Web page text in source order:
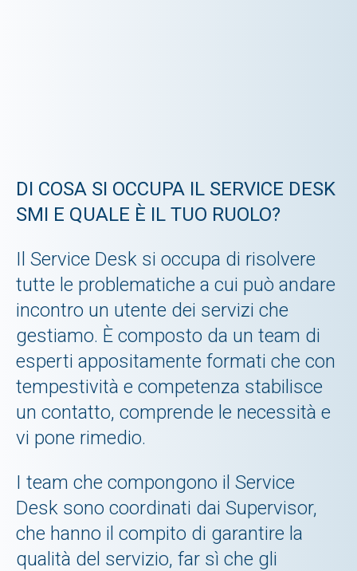
DI COSA SI OCCUPA IL SERVICE DESK
SMI E QUALE È IL TUO RUOLO?
Il Service Desk si occupa di risolvere
tutte le problematiche a cui può andare
incontro un utente dei servizi che
gestiamo. È composto da un team di
esperti appositamente formati che con
tempestività e competenza stabilisce
un contatto, comprende le necessità e
vi pone rimedio.
I team che compongono il Service
Desk sono coordinati dai Supervisor,
che hanno il compito di garantire la
qualità del servizio, far sì che gli